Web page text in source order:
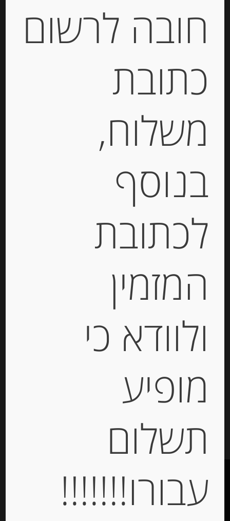
-
79.00
₪
חובה לרשום
כתובת
משלוח,
בנוסף
לכתובת
המזמין
ולוודא כי
מופיע
תשלום
עבורו!!!!!!!